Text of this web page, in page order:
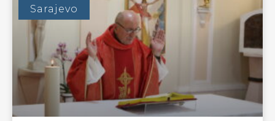
Želiš postati svećenik?
Odvaži se krenuti za Kristom!
Razmišljaš o svećeničkom pozivu ili poznaješ
nekoga tko razmišlja?